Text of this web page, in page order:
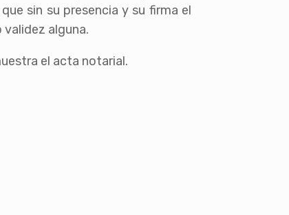
sin su presencia y su firma el
alguna.
el acta notarial.